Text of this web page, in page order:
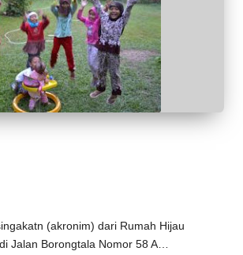
(akronim) dari Rumah Hijau
Jalan Borongtala Nomor 58 A…